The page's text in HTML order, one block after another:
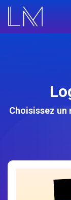
Choisissez un